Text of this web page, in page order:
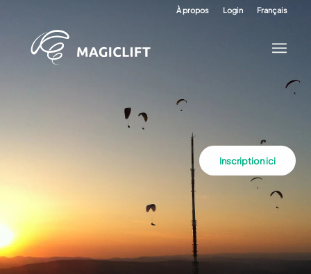
À propos Login Français
Inscription ici